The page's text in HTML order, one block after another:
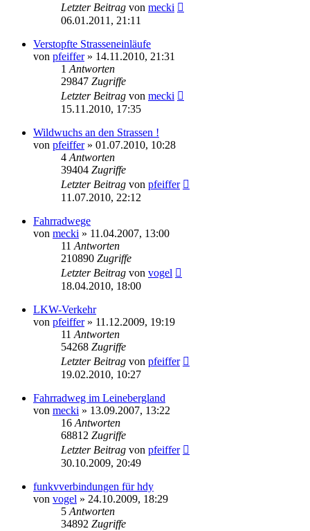
Letzter Beitrag von mecki
06.01.2011, 21:11
Verstopfte Strasseneinläufe
von pfeiffer» 14.11.2010, 21:31
1 Antworten
29847 Zugriffe
Letzter Beitrag von mecki
15.11.2010, 17:35
Wildwuchs an den Strassen !
von pfeiffer» 01.07.2010, 10:28
4 Antworten
39404 Zugriffe
Letzter Beitrag von pfeiffer
11.07.2010, 22:12
Fahrradwege
von mecki » 11.04.2007, 13:00
11 Antworten
210890 Zugriffe
Letzter Beitrag von vogel
18.04.2010, 18:00
LKW-Verkehr
von pfeiffer» 11.12.2009, 19:19
11 Antworten
54268 Zugriffe
Letzter Beitrag von pfeiffer
19.02.2010, 10:27
Fahrradweg im Leinebergland
von mecki » 13.09.2007, 13:22
16 Antworten
68812 Zugriffe
Letzter Beitrag von pfeiffer
30.10.2009, 20:49
funkvverbindungen für hdy
von vogel » 24.10.2009, 18:29
5 Antworten
34892 Zugriffe